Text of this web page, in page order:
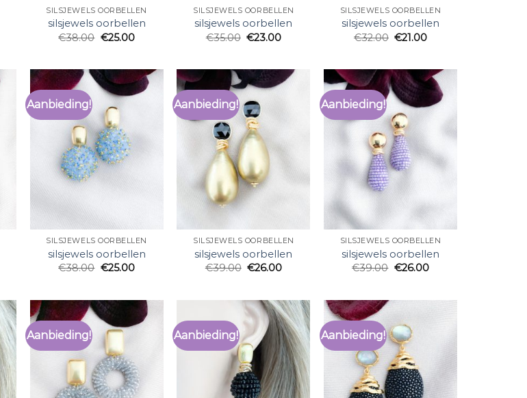
SILSJEWELS OORBELLEN
silsjewels oorbellen
€38.00 €25.00
SILSJEWELS OORBELLEN
silsjewels oorbellen
€35.00 €23.00
SILSJEWELS OORBELLEN
silsjewels oorbellen
€32.00 €21.00
Aanbieding!
SILSJEWELS OORBELLEN
silsjewels oorbellen
€38.00 €25.00
Aanbieding!
SILSJEWELS OORBELLEN
silsjewels oorbellen
€39.00 €26.00
Aanbieding!
SILSJEWELS OORBELLEN
silsjewels oorbellen
€39.00 €26.00
Aanbieding! Aanbieding! Aanbieding!